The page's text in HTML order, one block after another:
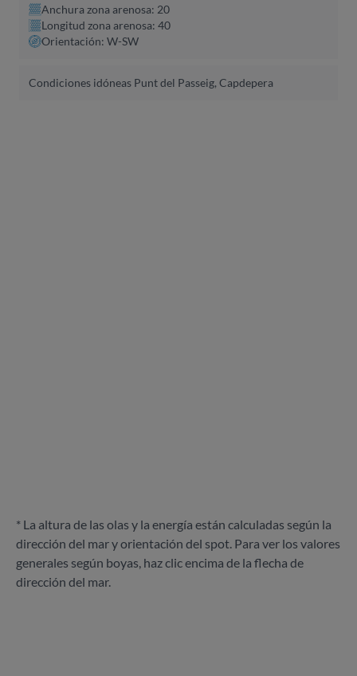
Anchura zona arenosa: 20
Longitud zona arenosa: 40
Orientación: W-SW
Condiciones idóneas Punt del Passeig, Capdepera
* La altura de las olas y la energía están calculadas según la
dirección del mar y orientación del spot. Para ver los valores
generales según boyas, haz clic encima de la flecha de
dirección del mar.